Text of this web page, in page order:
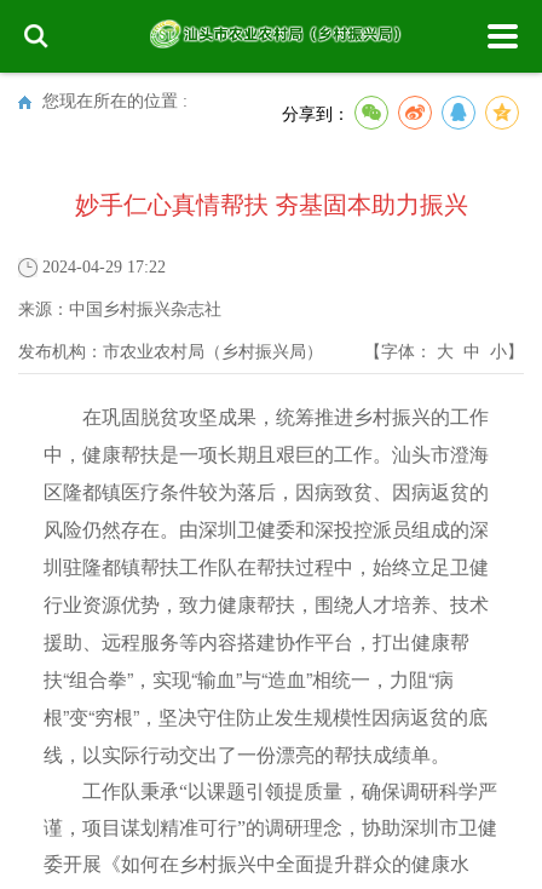
您现在所在的位置 :
分享到：
妙手仁心真情帮扶 夯基固本助力振兴
2024-04-29 17:22
来源： 中国乡村振兴杂志社
发布机构： 市农业农村局（乡村振兴局） 【字体： 大 中 小】
在巩固脱贫攻坚成果，统筹推进乡村振兴的工作
中，健康帮扶是一项长期且艰巨的工作。汕头市澄海
区隆都镇医疗条件较为落后，因病致贫、因病返贫的
风险仍然存在。由深圳卫健委和深投控派员组成的深
圳驻隆都镇帮扶工作队在帮扶过程中，始终立足卫健
行业资源优势，致力健康帮扶，围绕人才培养、技术
援助、远程服务等内容搭建协作平台，打出健康帮
扶“组合拳”，实现“输血”与“造血”相统一，力阻“病
根”变“穷根”，坚决守住防止发生规模性因病返贫的底
线，以实际行动交出了一份漂亮的帮扶成绩单。
工作队秉承“以课题引领提质量，确保调研科学严
谨，项目谋划精准可行”的调研理念，协助深圳市卫健
委开展《如何在乡村振兴中全面提升群众的健康水